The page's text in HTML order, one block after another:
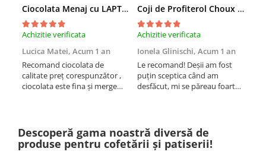
Ciocolata Menaj cu LAPTE Banuti
Achizitie verificata
Lucica Matei, Acum 1 an
Recomand ciocolata de
calitate preț corespunzător ,
ciocolata este fina și merge
Coji de Profiterol Choux 43mm 200 buc
Achizitie verificata
Ionela Glinischi, Acum 1 an
Le recomand! Deșii am fost
puțin sceptica când am
desfăcut, mi se păreau foarte
Descoperă gama noastră diversă de
produse pentru cofetării și patiserii!